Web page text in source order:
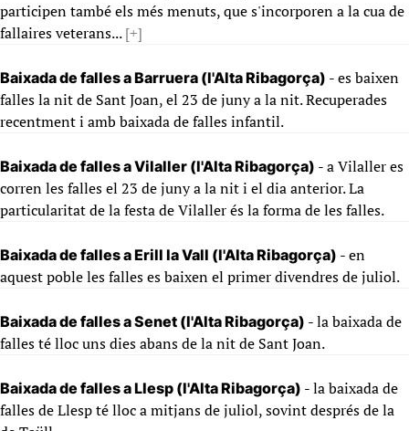
participen també els més menuts, que s'incorporen a la cua de
fallaires veterans...[+]
Baixada de falles a Barruera (l'Alta Ribagorça) - es baixen
falles la nit de Sant Joan, el 23 de juny a la nit. Recuperades
recentment i amb baixada de falles infantil.
Baixada de falles a Vilaller (l'Alta Ribagorça) - a Vilaller es
corren les falles el 23 de juny a la nit i el dia anterior. La
particularitat de la festa de Vilaller és la forma de les falles.
Baixada de falles a Erill la Vall (l'Alta Ribagorça) - en
aquest poble les falles es baixen el primer divendres de juliol.
Baixada de falles a Senet (l'Alta Ribagorça) - la baixada de
falles té lloc uns dies abans de la nit de Sant Joan.
Baixada de falles a Llesp (l'Alta Ribagorça) - la baixada de
falles de Llesp té lloc a mitjans de juliol, sovint després de la